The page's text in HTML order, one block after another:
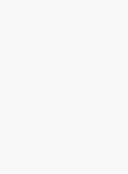
exklusives